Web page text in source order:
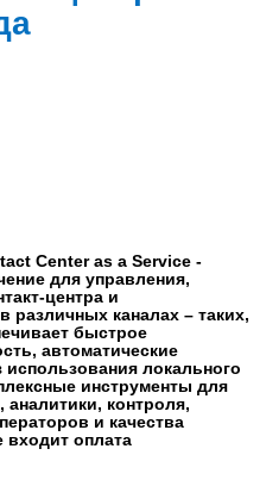
Center as a Service -
для управления,
центра и
различных каналах – таких,
быстрое
автоматические
локального
инструменты для
контроля,
и качества
входит оплата